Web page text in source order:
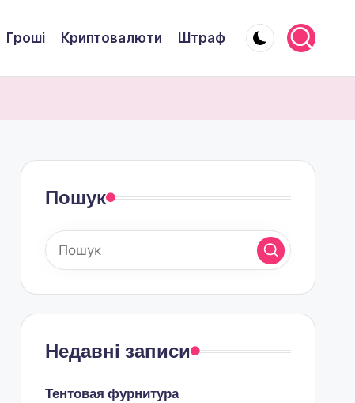
Гроші Криптовалюти Штраф
Пошук
Недавні записи
Тентовая фурнитура